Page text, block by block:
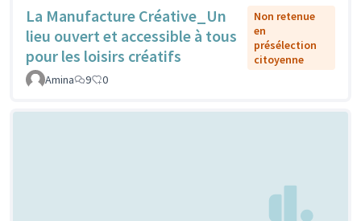
La Manufacture Créative_Un
lieu ouvert et accessible à tous
pour les loisirs créatifs
Non retenue
en
présélection
citoyenne
Amina
9 0